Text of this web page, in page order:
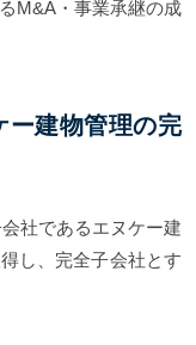
M&A・事業承継の成
ー建物管理の完
社であるエヌケー建
し、完全子会社とす